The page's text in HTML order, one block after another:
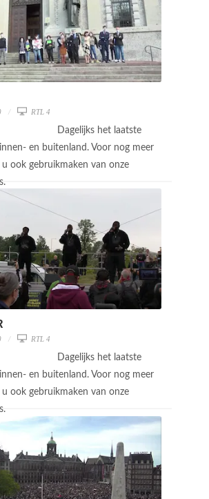
RTL 4
Dagelijks het laatste
en buitenland. Voor nog meer
ook gebruikmaken van onze
RTL 4
Dagelijks het laatste
en buitenland. Voor nog meer
ook gebruikmaken van onze